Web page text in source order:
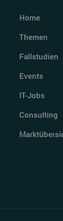
Home
Themen
Fallstudien
Events
IT-Jobs
Consulting